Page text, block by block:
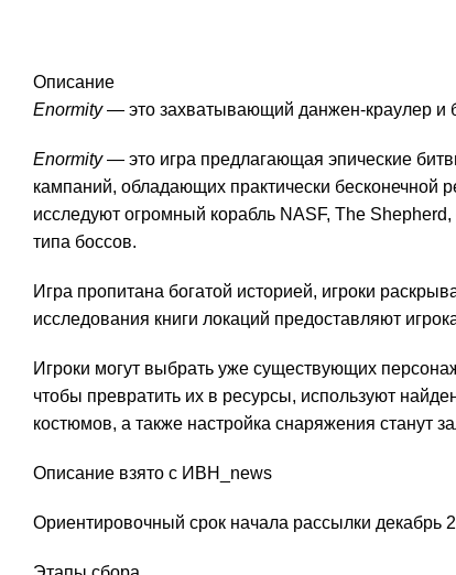
Описание
Enormity— это захватывающий данжен-краулер и
Enormity— это игра предлагающая эпические
кампаний, обладающих практически
исследуют огромный корабль NASF, The
типа боссов.
Игра пропитана богатой историей, игроки
исследования книги локаций предоставляют
Игроки могут выбрать уже существующих
чтобы превратить их в ресурсы, используют
костюмов, а также настройка снаряжения станут
Описание взято с ИВН_news
Ориентировочный срок начала рассылки декабрь